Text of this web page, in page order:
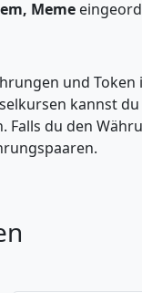
Meme
und
kannst
Falls du den